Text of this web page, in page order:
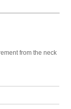
from the neck